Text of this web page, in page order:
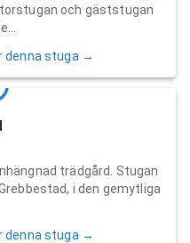
och gäststugan
denna stuga →
trädgård. Stugan
i den gemytliga
denna stuga →